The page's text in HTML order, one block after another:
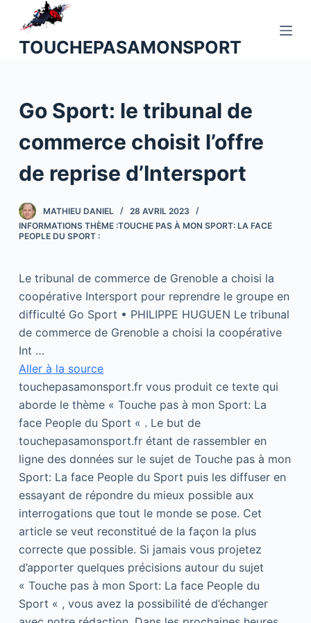
u
o
e
TOUCHEPASAMONSPORT
Go Sport: le tribunal de
commerce choisit l’offre
de reprise d’Intersport
MATHIEU DANIEL
28 AVRIL 2023
INFORMATIONS THÈME :TOUCHE PAS À MON SPORT: LA FACE
PEOPLE DU SPORT :
Le tribunal de commerce de Grenoble a choisi la
coopérative Intersport pour reprendre le groupe en
difficulté Go Sport • PHILIPPE HUGUEN Le tribunal
de commerce de Grenoble a choisi la coopérative
Int …
Aller à la source
touchepasamonsport.fr vous produit ce texte qui
aborde le thème « Touche pas à mon Sport: La
face People du Sport « . Le but de
touchepasamonsport.fr étant de rassembler en
ligne des données sur le sujet de Touche pas à mon
Sport: La face People du Sport puis les diffuser en
essayant de répondre du mieux possible aux
interrogations que tout le monde se pose. Cet
article se veut reconstitué de la façon la plus
correcte que possible. Si jamais vous projetez
d’apporter quelques précisions autour du sujet
« Touche pas à mon Sport: La face People du
Sport « , vous avez la possibilité de d’échanger